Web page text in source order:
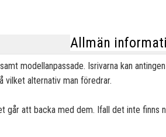
Allmän
modellanpassade. Isrivarna kan
vilket alternativ man föredrar.
att backa med dem. Ifall det inte finns